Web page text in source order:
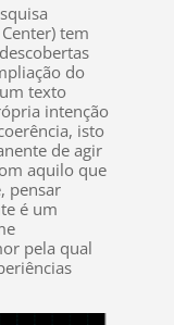
tem
do
texto
intenção
isto
de agir
aquilo que
pensar
é um
pela qual